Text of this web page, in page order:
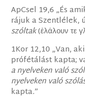
ApCsel 19,6 „És
rájuk a Szentlélek,
szóltak(ἐλάλουν τε
1Kor 12,10 „Van,
prófétálást kapta;
a nyelveken való
nyelveken való
kapta.”